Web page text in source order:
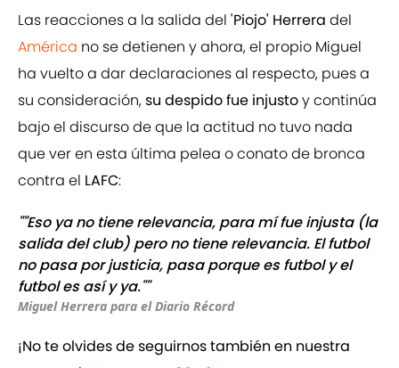
Las reacciones a la salida del 'Piojo' Herrera del
América no se detienen y ahora, el propio Miguel
ha vuelto a dar declaraciones al respecto, pues a
su consideración,su despido fue injustoy continúa
bajo el discurso de que la actitud no tuvo nada
que ver en esta última pelea o conato de bronca
contra el LAFC:
""Eso ya no tiene relevancia, para mí fue injusta (la
salida del club) pero no tiene relevancia. El futbol
no pasa por justicia, pasa porque es futbol y el
futbol es así y ya.""
Miguel Herrera para el Diario Récord
¡No te olvides de seguirnos también en nuestra